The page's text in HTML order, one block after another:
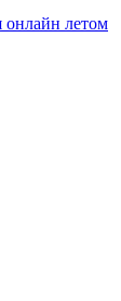
онлайн летом